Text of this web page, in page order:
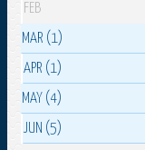
FEB
MAR (1)
APR (1)
MAY (4)
JUN (5)